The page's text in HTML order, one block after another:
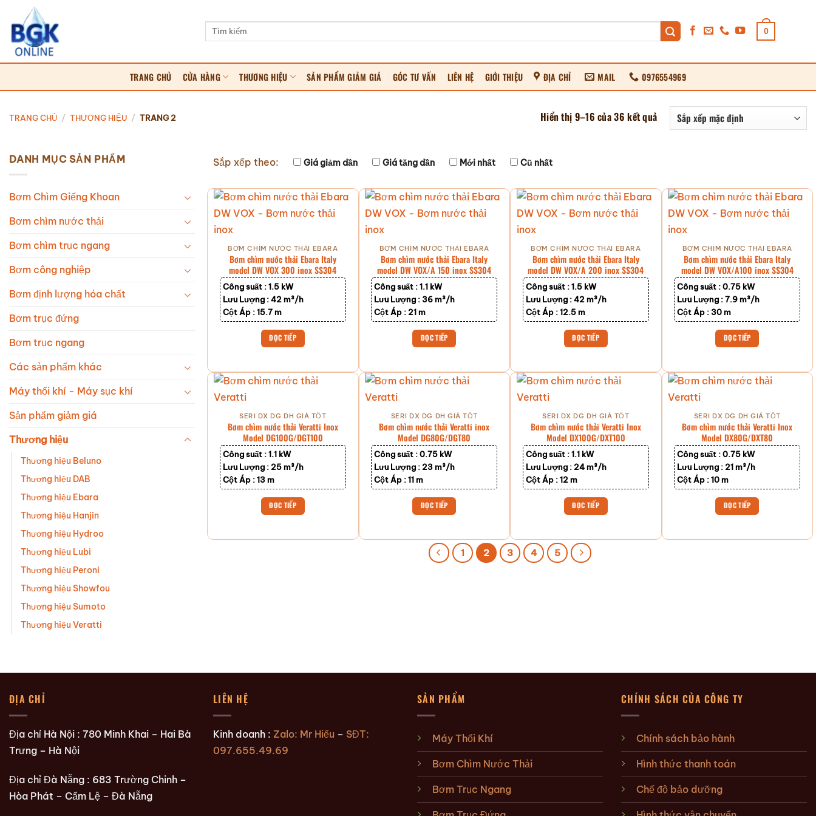
qua
nội
dung
Tìm
0
TRANG CHỦ CỬA HÀNG THƯƠNG HIỆU SẢN PHẨM GIẢM GIÁ GÓC TƯ VẤN LIÊN HỆ GIỚI THIỆU ĐỊA CHỈ MAIL 0976554969
TRANG CHỦ / THƯƠNG HIỆU / TRANG 2 Hiển thị 9–16 của 36 kết quả
DANH MỤC SẢN PHẨM
Bơm Chìm Giếng Khoan
Bơm chìm nước thải
Bơm chìm trục ngang
Bơm công nghiệp
Bơm định lượng hóa chất
Bơm trục đứng
Bơm trục ngang
Các sản phẩm khác
Máy thổi khí - Máy sục khí
Sản phẩm giảm giá
Thương hiệu
Thương hiệu Beluno
Thương hiệu DAB
Thương hiệu Ebara
Thương hiệu Hanjin
Thương hiệu Hydroo
Thương hiệu Lubi
Thương hiệu Peroni
Thương hiệu Showfou
Thương hiệu Sumoto
Thương hiệu Veratti
Sắp xếp theo: Giá giảm dần Giá tăng dần Mới nhất Cũ nhất
BƠM CHÌM NƯỚC THẢI EBARA
Bơm chìm nước thải Ebara Italy
model DW VOX 300 inox SS304
Công suất :1.5 kW
Lưu Lượng :42 m³/h
Cột Áp :15.7 m
ĐỌC TIẾP
BƠM CHÌM NƯỚC THẢI EBARA
Bơm chìm nước thải Ebara Italy
model DW VOX/A 150 inox SS304
Công suất :1.1 kW
Lưu Lượng : 36 m³/h
Cột Áp : 21 m
ĐỌC TIẾP
BƠM CHÌM NƯỚC THẢI EBARA
Bơm chìm nước thải Ebara Italy
model DW VOX/A 200 inox SS304
Công suất :1.5 kW
Lưu Lượng :42 m³/h
Cột Áp :12.5 m
ĐỌC TIẾP
BƠM CHÌM NƯỚC THẢI EBARA
Bơm chìm nước thải Ebara Italy
model DW VOX/A100 inox SS304
Công suất :0.75 kW
Lưu Lượng :7.9 m³/h
Cột Áp : 30 m
ĐỌC TIẾP
SERI DX DG DH GIÁ TỐT
Bơm chìm nước thải Veratti Inox
Model DG100G/DGT100
Công suất :1.1 kW
Lưu Lượng : 25 m³/h
Cột Áp :13 m
ĐỌC TIẾP
SERI DX DG DH GIÁ TỐT
Bơm chìm nước thải Veratti inox
Model DG80G/DGT80
Công suất :0.75 kW
Lưu Lượng : 23 m³/h
Cột Áp :11 m
ĐỌC TIẾP
SERI DX DG DH GIÁ TỐT
Bơm chìm nước thải Veratti Inox
Model DX100G/DXT100
Công suất :1.1 kW
Lưu Lượng : 24 m³/h
Cột Áp :12 m
ĐỌC TIẾP
SERI DX DG DH GIÁ TỐT
Bơm chìm nước thải Veratti Inox
Model DX80G/DXT80
Công suất :0.75 kW
Lưu Lượng : 21 m³/h
Cột Áp :10 m
ĐỌC TIẾP
1 2 3 4 5
ĐỊA CHỈ
Địa chỉ Hà Nội : 780 Minh Khai – Hai Bà
Trưng – Hà Nội
Địa chỉ Đà Nẵng : 683 Trường Chinh –
Hòa Phát – Cẩm Lệ – Đà Nẵng
LIÊN HỆ
Kinh doanh : Zalo: Mr Hiếu – SĐT:
097.655.49.69
SẢN PHẨM
Máy Thổi Khí
Bơm Chìm Nước Thải
Bơm Trục Ngang
CHÍNH SÁCH CỦA CÔNG TY
Chính sách bảo hành
Hình thức thanh toán
Chế độ bảo dưỡng